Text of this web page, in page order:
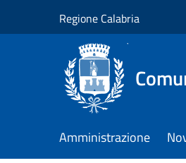
Regione Calabria
Amministrazione